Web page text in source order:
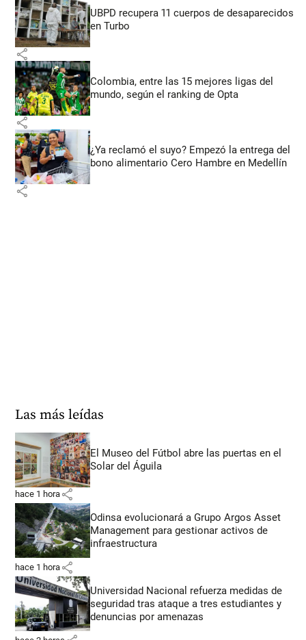
UBPD recupera 11 cuerpos de desaparecidos
en Turbo
share
Colombia, entre las 15 mejores ligas del
mundo, según el ranking de Opta
share
¿Ya reclamó el suyo? Empezó la entrega del
bono alimentario Cero Hambre en Medellín
share
Las más leídas
El Museo del Fútbol abre las puertas en el
Solar del Águila
hace 1 hora share
Odinsa evolucionará a Grupo Argos Asset
Management para gestionar activos de
infraestructura
hace 1 hora share
Universidad Nacional refuerza medidas de
seguridad tras ataque a tres estudiantes y
denuncias por amenazas